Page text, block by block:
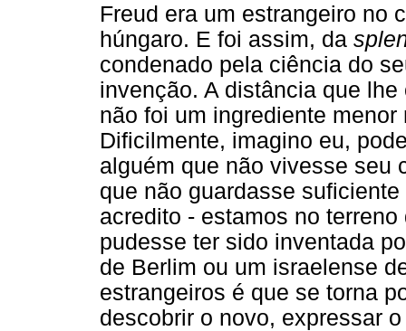
Freud era um estrangeiro no
húngaro. E foi assim, da
condenado pela ciência do
invenção. A distância que
não foi um ingrediente
Dificilmente, imagino eu,
alguém que não vivesse seu
que não guardasse
acredito - estamos no
pudesse ter sido inventada
de Berlim ou um israelense
estrangeiros é que se torna
descobrir o novo, expressar